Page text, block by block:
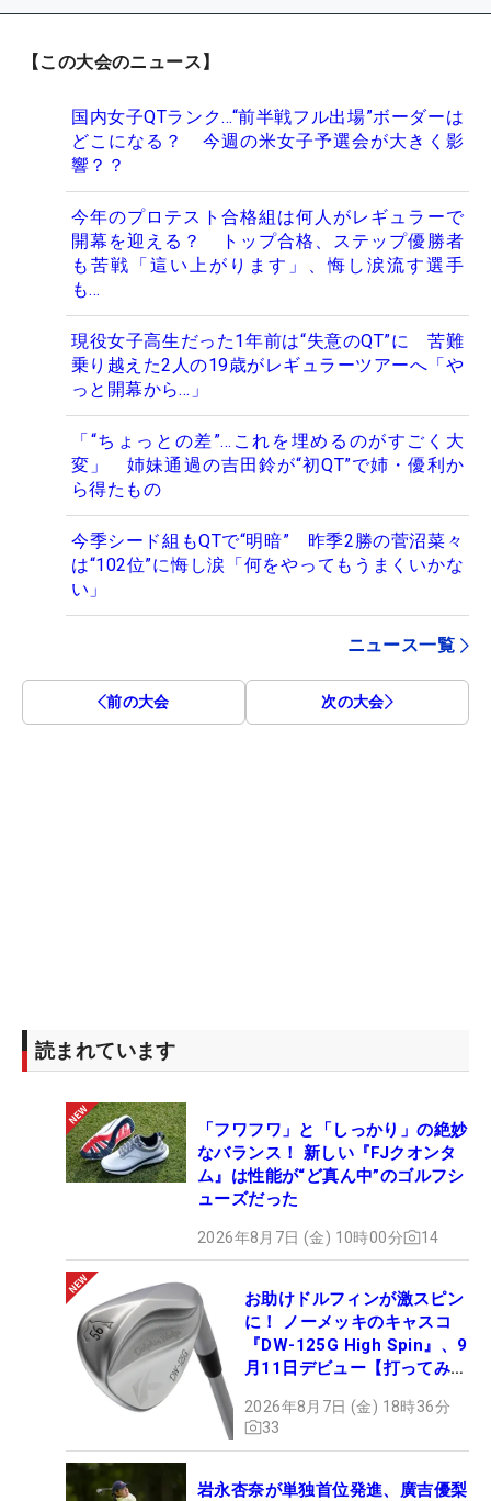
【この大会のニュース】
国内女子QTランク…“前半戦フル出場”ボーダーは
どこになる？ 今週の米女子予選会が大きく影
響？？
今年のプロテスト合格組は何人がレギュラーで
開幕を迎える？ トップ合格、ステップ優勝者
も苦戦「這い上がります」、悔し涙流す選手
も…
現役女子高生だった1年前は“失意のQT”に 苦難
乗り越えた2人の19歳がレギュラーツアーへ「や
っと開幕から…」
「“ちょっとの差”…これを埋めるのがすごく大
変」 姉妹通過の吉田鈴が“初QT”で姉・優利か
ら得たもの
今季シード組もQTで“明暗” 昨季2勝の菅沼菜々
は“102位”に悔し涙「何をやってもうまくいかな
い」
ニュース一覧
前の大会 次の大会
読まれています
「フワフワ」と「しっかり」の絶妙
なバランス！ 新しい『FJクオンタ
ム』は性能が“ど真ん中”のゴルフシ
ューズだった
2026年8月7日 (金) 10時00分 14
お助けドルフィンが激スピン
に！ ノーメッキのキャスコ
『DW-125G High Spin』、9
月11日デビュー【打ってみ
2026年8月7日 (金) 18時36分
33
岩永杏奈が単独首位発進、廣吉優梨